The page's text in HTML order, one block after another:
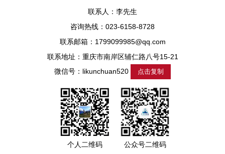
联系人：李先生
咨询热线：023-6158-8728
联系邮箱：1799099985@qq.com
联系地址：重庆市南岸区辅仁路八号15-21
微信号： likunchuan520 点击复制
个人二维码 公众号二维码